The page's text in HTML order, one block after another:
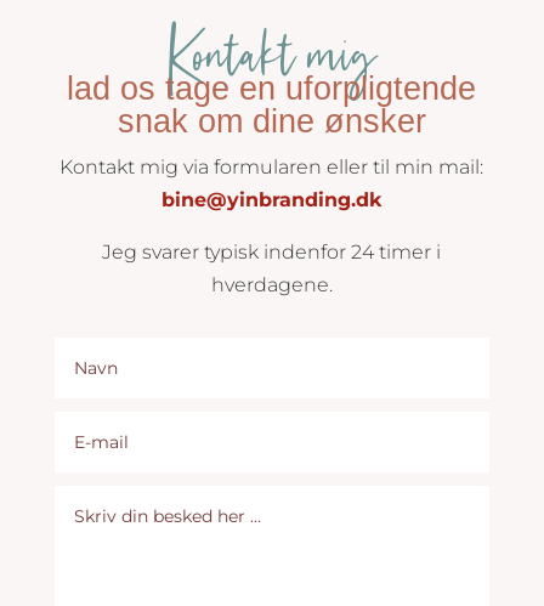
Kontakt mig
lad os tage en uforpligtende
snak om dine ønsker
Kontakt mig via formularen eller til min mail:
bine@yinbranding.dk
Jeg svarer typisk indenfor 24 timer i
hverdagene.